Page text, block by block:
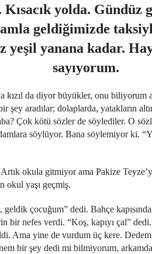
yolda.
geldiğimizde
yeşil yanana kadar.
sayıyorum.
kızıl da diyor büyükler, onu
şey aradılar; dolaplarda, yatakların
Çok kötü sözler de söylediler. O
söylüyor. Bana söylemiyor ki.
okula gitmiyor ama Pakize
okul yaşı geçmiş.
çocuğum” dedi. Bahçe
bir nefes verdi. “Koş, kapıyı çal”
Ama yine de vurdum üç kere.
bir şey dedi mi bilmiyorum,